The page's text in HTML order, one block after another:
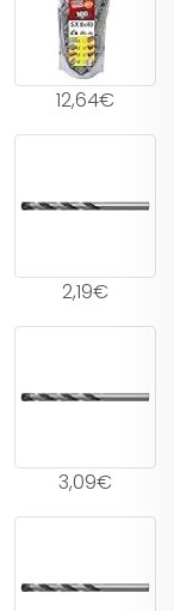
12,64€
2,19€
3,09€